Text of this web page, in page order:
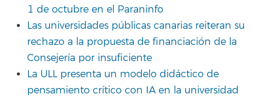
1 de octubre en el Paraninfo
Las universidades públicas canarias reiteran su
rechazo a la propuesta de financiación de la
Consejería por insuficiente
La ULL presenta un modelo didáctico de
pensamiento crítico con IA en la universidad